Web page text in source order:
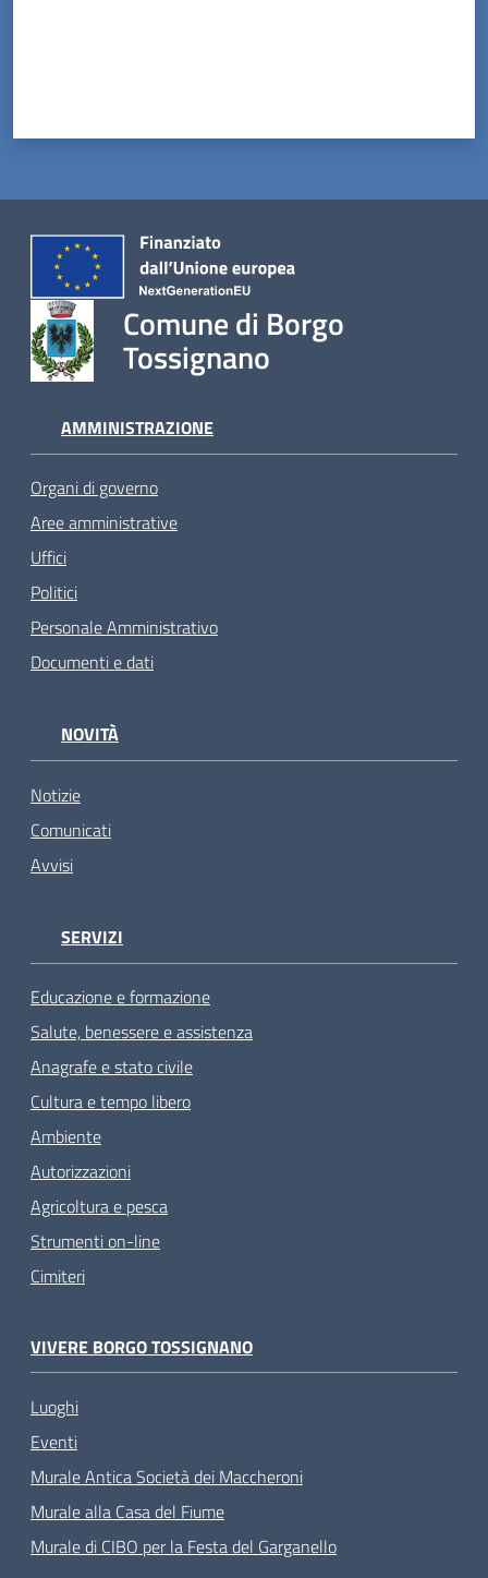
Comune di Borgo
Tossignano
AMMINISTRAZIONE
Organi di governo
Aree amministrative
Uffici
Politici
Personale Amministrativo
Documenti e dati
NOVITÀ
Notizie
Comunicati
Avvisi
SERVIZI
Educazione e formazione
Salute, benessere e assistenza
Anagrafe e stato civile
Cultura e tempo libero
Ambiente
Autorizzazioni
Agricoltura e pesca
Strumenti on-line
Cimiteri
VIVERE BORGO TOSSIGNANO
Luoghi
Eventi
Murale Antica Società dei Maccheroni
Murale alla Casa del Fiume
Murale di CIBO per la Festa del Garganello